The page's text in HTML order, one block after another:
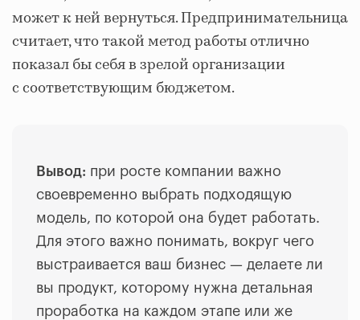
может к ней вернуться. Предпринимательница
считает, что такой метод работы отлично
показал бы себя в зрелой организации
с соответствующим бюджетом.
Вывод: при росте компании важно
своевременно выбрать подходящую
модель, по которой она будет работать.
Для этого важно понимать, вокруг чего
выстраивается ваш бизнес — делаете ли
вы продукт, которому нужна детальная
проработка на каждом этапе или же